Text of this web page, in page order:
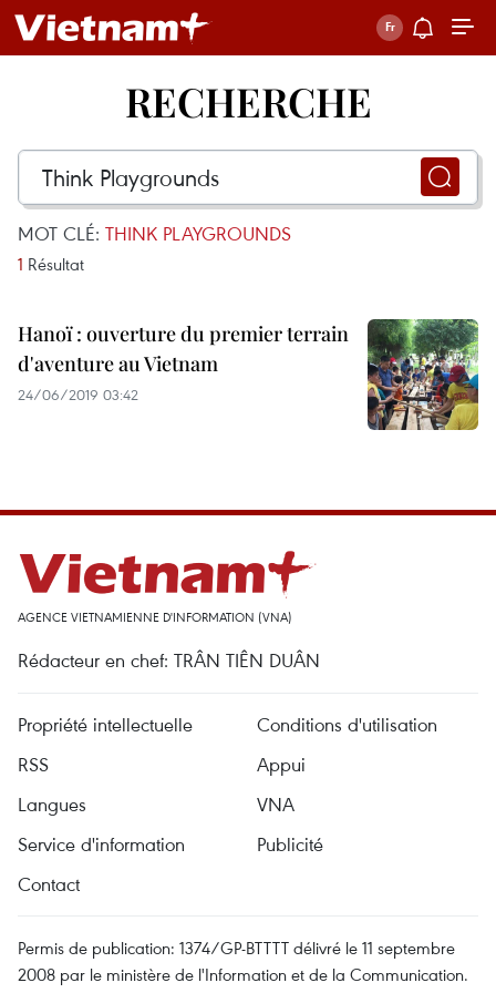
RECHERCHE
MOT CLÉ: THINK PLAYGROUNDS
1 Résultat
Hanoï : ouverture du premier terrain
d'aventure au Vietnam
24/06/2019 03:42
AGENCE VIETNAMIENNE D'INFORMATION (VNA)
Rédacteur en chef: TRÂN TIÊN DUÂN
Propriété intellectuelle
Conditions d'utilisation
RSS
Appui
Langues
VNA
Service d'information
Publicité
Contact
Permis de publication: 1374/GP-BTTTT délivré le 11 septembre
2008 par le ministère de l'Information et de la Communication.